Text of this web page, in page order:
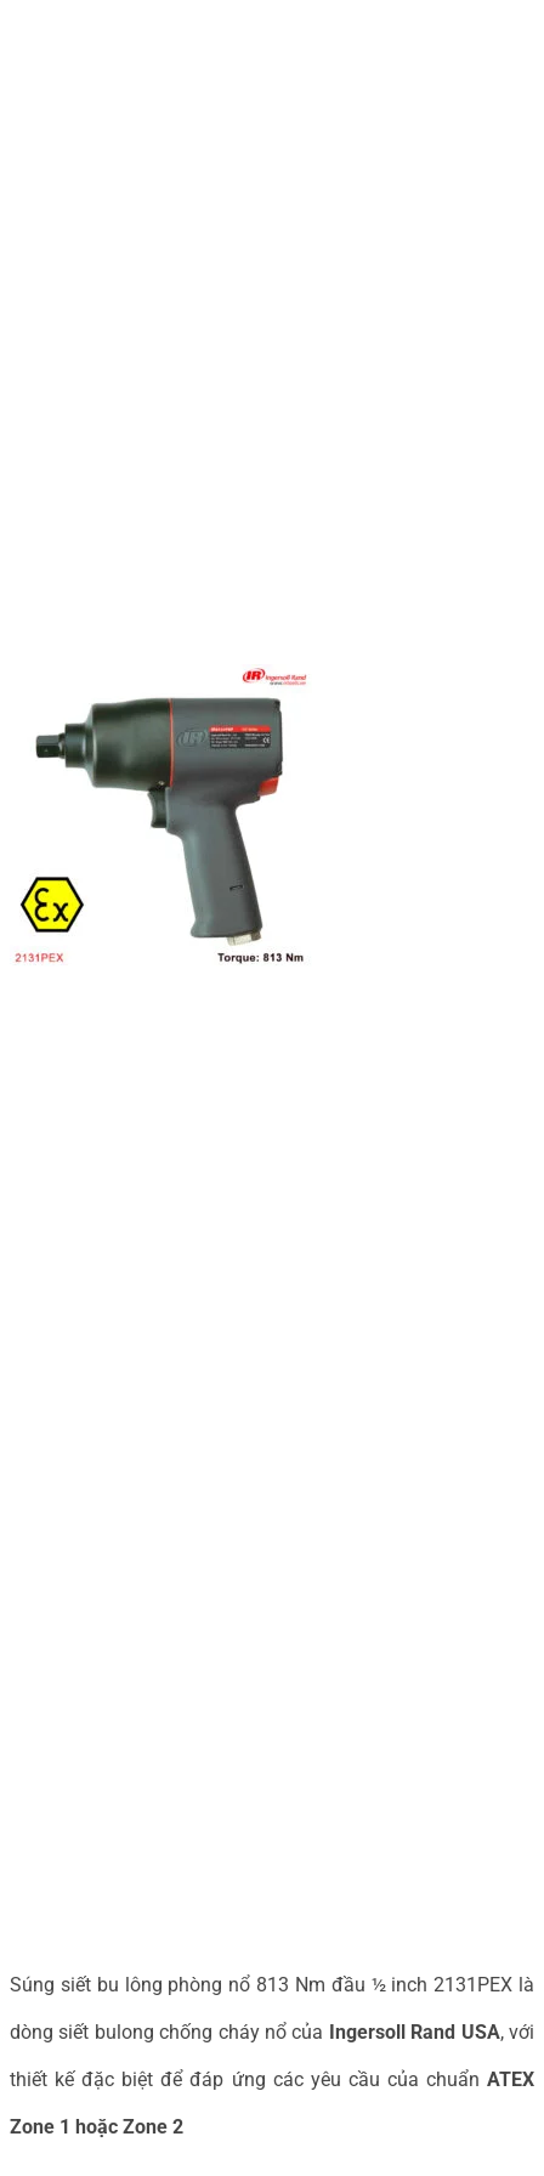
Súng siết bu lông phòng nổ 813 Nm đầu ½ inch 2131PEX là
dòng siết bulong chống cháy nổ của Ingersoll Rand USA, với
thiết kế đặc biệt để đáp ứng các yêu cầu của chuẩn ATEX
Zone 1 hoặc Zone 2